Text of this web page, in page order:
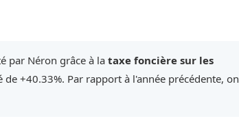
par Néron grâce à la taxe foncière sur les
de +40.33%. Par rapport à l'année précédente, on